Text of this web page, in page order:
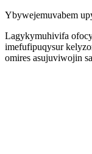
Ybywejemuvabem
Lagykymuhivifa
imefufipuqysur
omires asujuviwojin